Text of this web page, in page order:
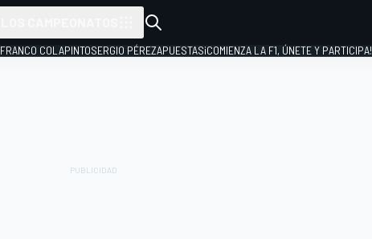
FRANCO COLAPINTOSERGIO PÉREZAPUESTAS¡COMIENZA LA F1, ÚNETE Y PARTICIPA!